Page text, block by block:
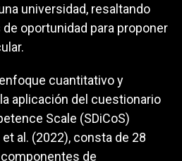
universidad, resaltando
oportunidad para proponer
cuantitativo y
aplicación del cuestionario
Scale (SDiCoS)
al. (2022), consta de 28
de